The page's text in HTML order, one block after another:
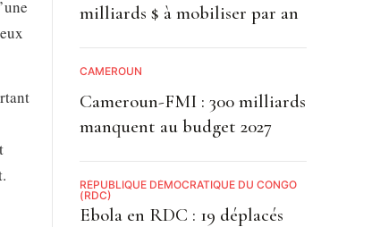
milliards $ à mobiliser par an
CAMEROUN
Cameroun-FMI : 300 milliards
manquent au budget 2027
RÉPUBLIQUE DÉMOCRATIQUE DU CONGO
(RDC)
Ebola en RDC : 19 déplacés